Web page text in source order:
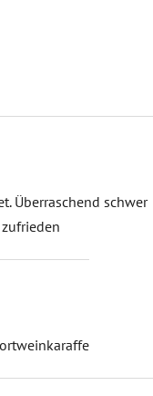
Überraschend schwer